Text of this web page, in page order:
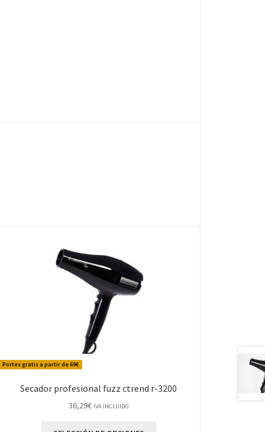
Portes gratis a partir de 69€
Secador profesional fuzz ctrend r-3200
36,29€ IVA INCLUIDO